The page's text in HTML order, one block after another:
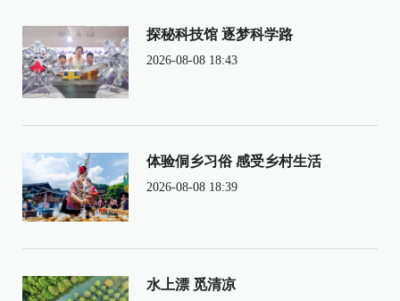
探秘科技馆 逐梦科学路
2026-08-08 18:43
体验侗乡习俗 感受乡村生活
2026-08-08 18:39
水上漂 觅清凉